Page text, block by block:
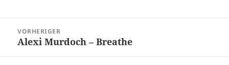
VORHERIGER
Vorheriger
Alexi Murdoch – Breathe